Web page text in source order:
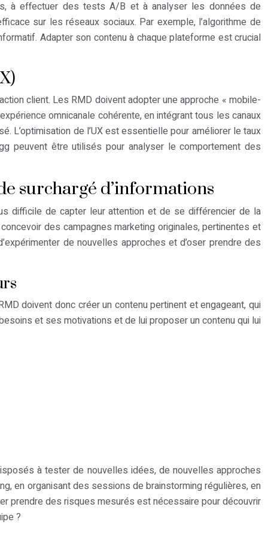
à effectuer des tests A/B et à analyser les données de
sur les réseaux sociaux. Par exemple, l’algorithme de
Adapter son contenu à chaque plateforme est crucial
client. Les RMD doivent adopter une approche « mobile-
omnicanale cohérente, en intégrant tous les canaux
L’optimisation de l’UX est essentielle pour améliorer le taux
peuvent être utilisés pour analyser le comportement des
surchargé d’informations
difficile de capter leur attention et de se différencier de la
des campagnes marketing originales, pertinentes et
de nouvelles approches et d’oser prendre des
doivent donc créer un contenu pertinent et engageant, qui
et ses motivations et de lui proposer un contenu qui lui
à tester de nouvelles idées, de nouvelles approches
en organisant des sessions de brainstorming régulières, en
prendre des risques mesurés est nécessaire pour découvrir
?